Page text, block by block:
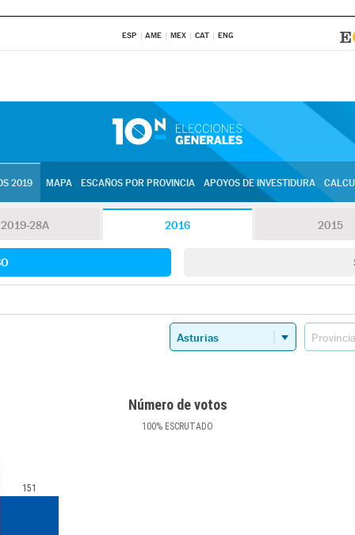
ESP AME MEX CAT ENG
2019 MAPA ESCAÑOS POR PROVINCIA APOYOS DE INVESTIDURA
2019-28A 2016 2015
Número de votos
100% ESCRUTADO
151